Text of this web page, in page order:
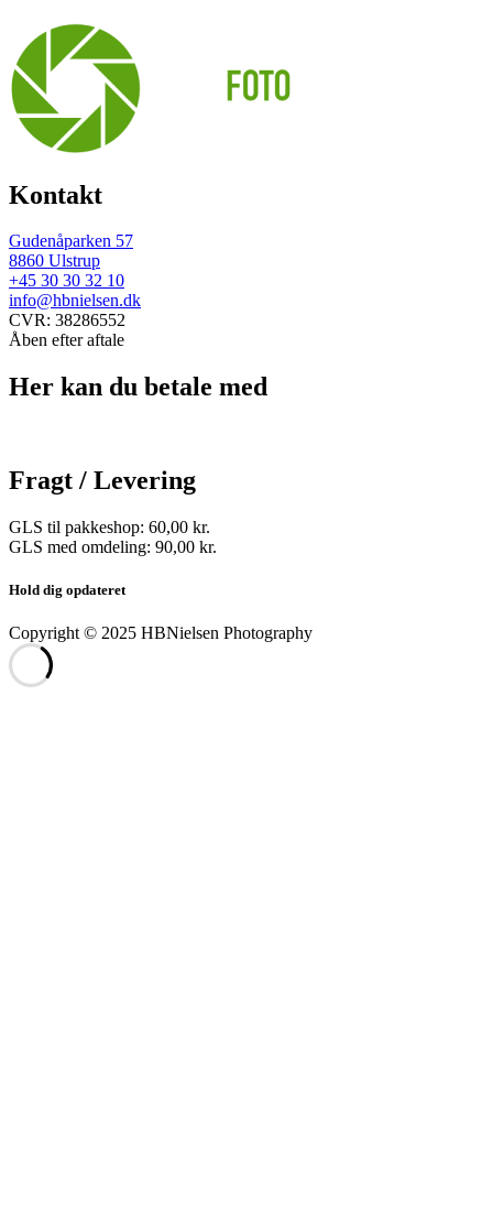
Kontakt
Gudenåparken 57
8860 Ulstrup
+45 30 30 32 10
info@hbnielsen.dk
CVR: 38286552
Åben efter aftale
Her kan du betale med
Fragt / Levering
GLS til pakkeshop: 60,00 kr.
GLS med omdeling: 90,00 kr.
Hold dig opdateret
Copyright © 2025 HBNielsen Photography